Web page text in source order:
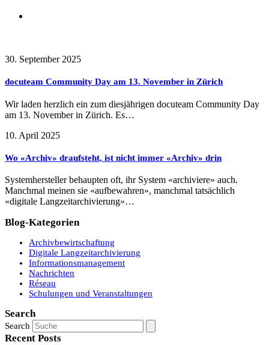
30. September 2025
docuteam Community Day am 13. November in Zürich
Wir laden herzlich ein zum diesjährigen docuteam Community Day
am 13. November in Zürich. Es…
10. April 2025
Wo «Archiv» draufsteht, ist nicht immer «Archiv» drin
Systemhersteller behaupten oft, ihr System «archiviere» auch.
Manchmal meinen sie «aufbewahren», manchmal tatsächlich
«digitale Langzeitarchivierung»…
Blog-Kategorien
Archivbewirtschaftung
Digitale Langzeitarchivierung
Informationsmanagement
Nachrichten
Réseau
Schulungen und Veranstaltungen
Search
Search
Recent Posts